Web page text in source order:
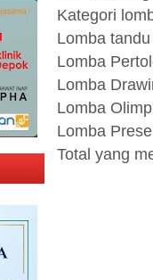
Kategori
Lomba
Lomba
Lomba
Lomba
Lomba
Total yang